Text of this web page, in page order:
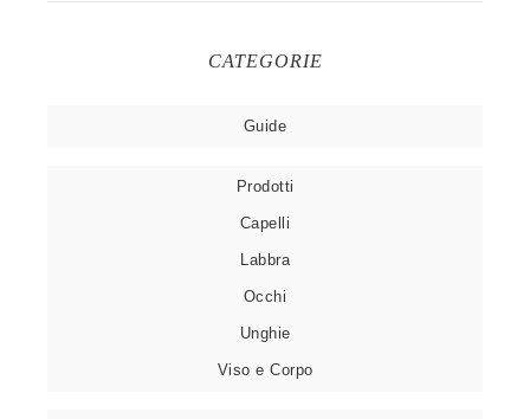
CATEGORIE
Guide
Prodotti
Capelli
Labbra
Occhi
Unghie
Viso e Corpo